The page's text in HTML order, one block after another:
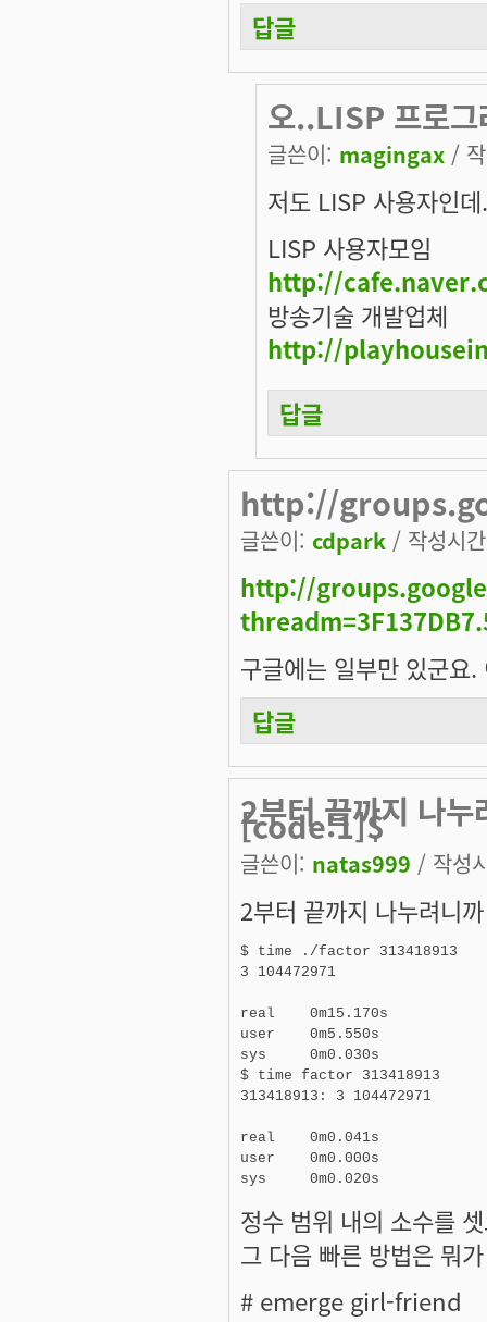
답글
오..LISP 프로
글쓴이: magingax /
저도 LISP 사용자인
LISP 사용자모임
http://
방송기술 개발업체
http://
답글
http://
글쓴이: cdpark / 작성시
http://
구글에는 일부만 있군요
답글
2부터 끝까지 나
[code:1]$
글쓴이: natas999 / 작성
2부터 끝까지 나누려니
$ time ./factor 313418913
3 104472971
real    0m15.170s
user    0m5.550s
sys     0m0.030s
$ time factor 313418913
313418913: 3 104472971
real    0m0.041s
user    0m0.000s
정수 범위 내의 소수를
그 다음 빠른 방법은 뭐
# emerge girl-friend